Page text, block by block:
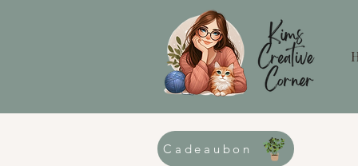
Cadeaubon